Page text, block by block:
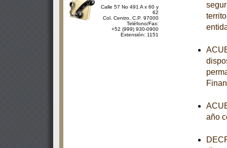
Calle 57 No 491 A x 60 y
62
Col. Centro, C.P. 97000
Teléfono/Fax:
+52 (999) 930-0900
Extensión: 1151
año